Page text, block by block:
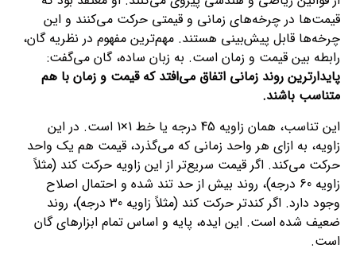
قیمت‌ها در چرخه‌های زمانی و قیمتی حرکت می‌کنند و این
چرخه‌ها قابل پیش‌بینی هستند. مهم‌ترین مفهوم در نظریه گان،
رابطه بین قیمت و زمان است. به زبان ساده، گان می‌گفت:
پایدارترین روند زمانی اتفاق می‌افتد که قیمت و زمان با هم
متناسب باشند.
این تناسب، همان زاویه 45 درجه یا خط 1×1 است. در این
زاویه، به ازای هر واحد زمانی که می‌گذرد، قیمت هم یک واحد
حرکت می‌کند. اگر قیمت سریع‌تر از این زاویه حرکت کند (مثلاً
زاویه 60 درجه)، روند بیش از حد تند شده و احتمال اصلاح
وجود دارد. اگر کندتر حرکت کند (مثلاً زاویه 30 درجه)، روند
ضعیف شده است. این ایده، پایه و اساس تمام ابزارهای گان
است.